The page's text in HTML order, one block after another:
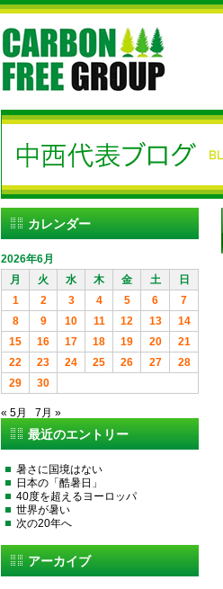
カレンダー
2026年6月
月
火 水 木 金 土
日
1
2 3 4 5 6
7
8
9 10 11 12 13
14
15
16 17 18 19 20
21
22
23 24 25 26 27
28
29
30
« 5月 7月 »
最近のエントリー
暑さに国境はない
日本の「酷暑日」
40度を超えるヨーロッパ
世界が暑い
次の20年へ
アーカイブ